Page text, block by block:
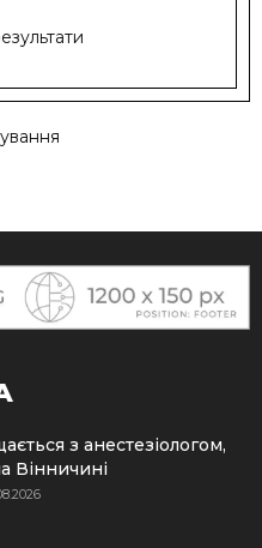
з анестезіологом,
Вінничині